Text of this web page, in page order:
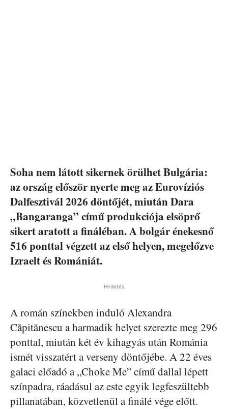
Soha nem látott sikernek örülhet Bulgária:
az ország először nyerte meg az Eurovíziós
Dalfesztivál 2026 döntőjét, miután Dara
„Bangaranga” című produkciója elsöprő
sikert aratott a fináléban. A bolgár énekesnő
516 ponttal végzett az első helyen, megelőzve
Izraelt és Romániát.
Hirdetés
A román színekben induló Alexandra
Căpitănescu a harmadik helyet szerezte meg 296
ponttal, miután két év kihagyás után Románia
ismét visszatért a verseny döntőjébe. A 22 éves
galaci előadó a „Choke Me” című dallal lépett
színpadra, ráadásul az este egyik legfeszültebb
pillanatában, közvetlenül a finálé vége előtt.